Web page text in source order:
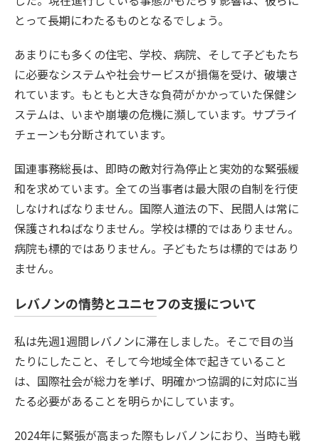
とって長期にわたるものとなるでしょう。
あまりにも多くの住宅、学校、病院、そして子どもたち
に必要なシステムや社会サービスが損傷を受け、破壊さ
れています。もともと大きな負荷がかかっていた保健シ
ステムは、いまや崩壊の危機に瀕しています。サプライ
チェーンも分断されています。
国連事務総長は、即時の敵対行為停止と実効的な緊張緩
和を求めています。全ての当事者は最大限の自制を行使
しなければなりません。国際人道法の下、民間人は常に
保護されねばなりません。学校は標的ではありません。
病院も標的ではありません。子どもたちは標的ではあり
ません。
レバノンの情勢とユニセフの支援について
私は先週1週間レバノンに滞在しました。そこで目の当
たりにしたこと、そして今地域全体で起きていること
は、国際社会が総力を挙げ、明確かつ協調的に対応に当
たる必要があることを明らかにしています。
2024年に緊張が高まった際もレバノンにおり、当時も戦